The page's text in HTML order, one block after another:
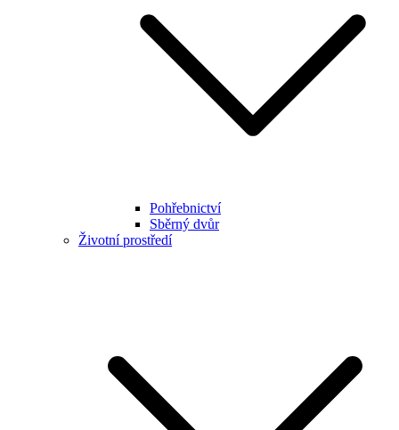
Pohřebnictví
Sběrný dvůr
Životní prostředí